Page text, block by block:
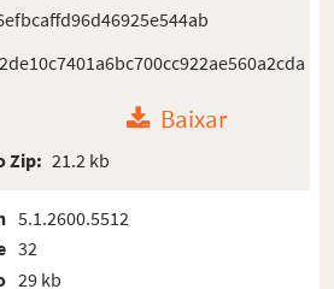
Baixar
Zip: 21.2 kb
5.1.2600.5512
32
29 kb